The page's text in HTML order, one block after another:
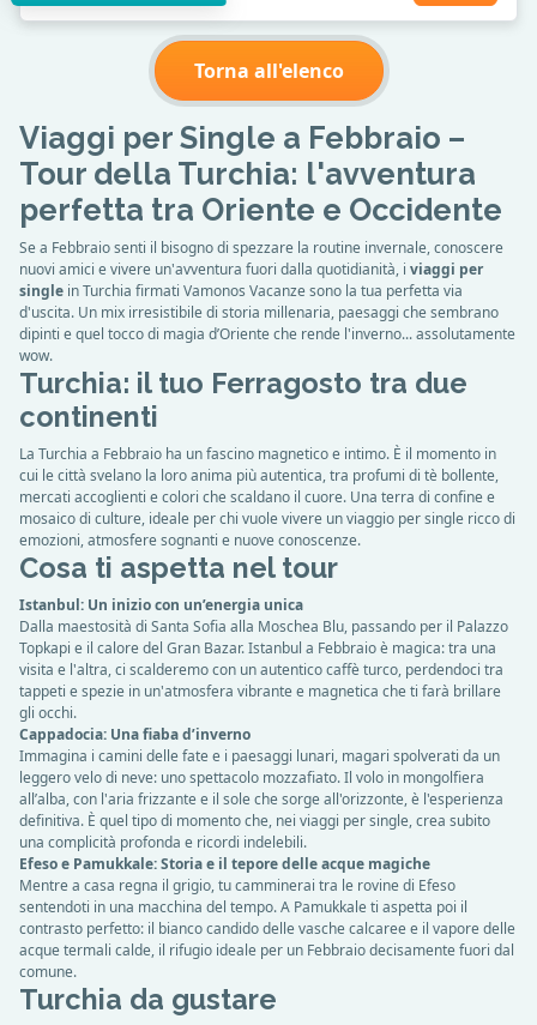
Torna all'elenco
Viaggi per Single a Febbraio –
Tour della Turchia: l'avventura
perfetta tra Oriente e Occidente
Se a Febbraio senti il bisogno di spezzare la routine invernale, conoscere
nuovi amici e vivere un'avventura fuori dalla quotidianità, i viaggi per
single in Turchia firmati Vamonos Vacanze sono la tua perfetta via
d'uscita. Un mix irresistibile di storia millenaria, paesaggi che sembrano
dipinti e quel tocco di magia d’Oriente che rende l'inverno... assolutamente
wow.
Turchia: il tuo Ferragosto tra due
continenti
La Turchia a Febbraio ha un fascino magnetico e intimo. È il momento in
cui le città svelano la loro anima più autentica, tra profumi di tè bollente,
mercati accoglienti e colori che scaldano il cuore. Una terra di confine e
mosaico di culture, ideale per chi vuole vivere un viaggio per single ricco di
emozioni, atmosfere sognanti e nuove conoscenze.
Cosa ti aspetta nel tour
Istanbul: Un inizio con un’energia unica
Dalla maestosità di Santa Sofia alla Moschea Blu, passando per il Palazzo
Topkapi e il calore del Gran Bazar. Istanbul a Febbraio è magica: tra una
visita e l'altra, ci scalderemo con un autentico caffè turco, perdendoci tra
tappeti e spezie in un'atmosfera vibrante e magnetica che ti farà brillare
gli occhi.
Cappadocia: Una fiaba d’inverno
Immagina i camini delle fate e i paesaggi lunari, magari spolverati da un
leggero velo di neve: uno spettacolo mozzafiato. Il volo in mongolfiera
all’alba, con l'aria frizzante e il sole che sorge all'orizzonte, è l'esperienza
definitiva. È quel tipo di momento che, nei viaggi per single, crea subito
una complicità profonda e ricordi indelebili.
Efeso e Pamukkale: Storia e il tepore delle acque magiche
Mentre a casa regna il grigio, tu camminerai tra le rovine di Efeso
sentendoti in una macchina del tempo. A Pamukkale ti aspetta poi il
contrasto perfetto: il bianco candido delle vasche calcaree e il vapore delle
acque termali calde, il rifugio ideale per un Febbraio decisamente fuori dal
comune.
Turchia da gustare